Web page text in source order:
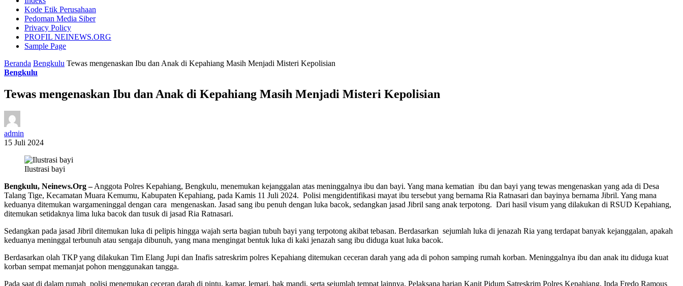
Kode Etik Perusahaan
Pedoman Media Siber
Privacy Policy
PROFIL NEINEWS.ORG
Sample Page
Beranda Bengkulu Tewas mengenaskan Ibu dan Anak di Kepahiang Masih Menjadi Misteri Kepolisian
Bengkulu
Tewas mengenaskan Ibu dan Anak di Kepahiang Masih Menjadi Misteri Kepolisian
admin
15 Juli 2024
Ilustrasi bayi
Bengkulu, Neinews.Org –Anggota Polres Kepahiang, Bengkulu, menemukan kejanggalan atas meninggalnya ibu dan bayi. Yang mana kematian ibu dan bayi yang tewas mengenaskan yang ada di Desa
Talang Tige, Kecamatan Muara Kemumu, Kabupaten Kepahiang, pada Kamis 11 Juli 2024. Polisi mengidentifikasi mayat ibu tersebut yang bernama Ria Ratnasari dan bayinya bernama Jibril. Yang mana
keduanya ditemukan wargameninggal dengan cara mengenaskan. Jasad sang ibu penuh dengan luka bacok, sedangkan jasad Jibril sang anak terpotong. Dari hasil visum yang dilakukan di RSUD Kepahiang,
ditemukan setidaknya lima luka bacok dan tusuk di jasad Ria Ratnasari.
Sedangkan pada jasad Jibril ditemukan luka di pelipis hingga wajah serta bagian tubuh bayi yang terpotong akibat tebasan. Berdasarkan sejumlah luka di jenazah Ria yang terdapat banyak kejanggalan, apakah
keduanya meninggal terbunuh atau sengaja dibunuh, yang mana mengingat bentuk luka di kaki jenazah sang ibu diduga kuat luka bacok.
Berdasarkan olah TKP yang dilakukan Tim Elang Jupi dan Inafis satreskrim polres Kepahiang ditemukan ceceran darah yang ada di pohon samping rumah korban. Meninggalnya ibu dan anak itu diduga kuat
korban sempat memanjat pohon menggunakan tangga.
Pada saat di dalam rumah polisi menemukan ceceran darah di pintu, kamar, lemari, bak mandi, serta sejumlah tempat lainnya. Pelaksana harian Kanit Pidum Satreskrim Polres Kepahiang, Ipda Fredo Ramous